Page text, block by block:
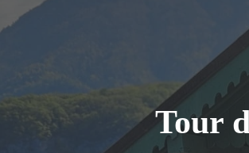
Tour